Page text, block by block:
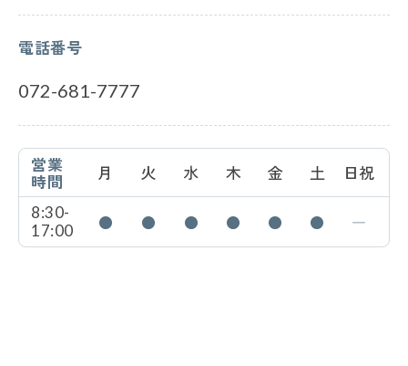
電話番号
072-681-7777
営業
時間 月 火 水 木 金 土 日祝
8:30-
17:00
● ● ● ● ● ● ―